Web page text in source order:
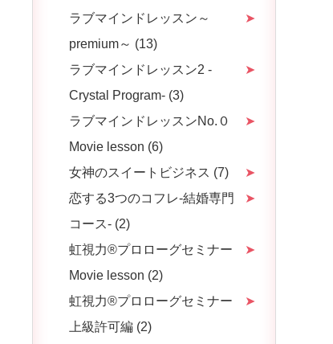
ラブマインドレッスン～
premium～ (13)
ラブマインドレッスン2 -
Crystal Program- (3)
ラブマインドレッスンNo.０
Movie lesson (6)
女神のスイートビジネス (7)
恋する3つのコフレ-結婚専門
コース- (2)
虹視力®︎プロローグセミナー
Movie lesson (2)
虹視力®プロローグセミナー
上級許可編 (2)